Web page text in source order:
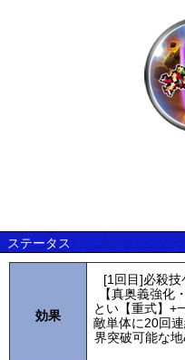
ステータス
効果
[1回目]必殺
【真奥義強化
とい【重式】+
敵単体に20回
界突破可能な